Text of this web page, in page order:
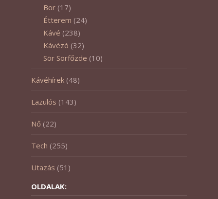
Bor (17)
Étterem (24)
Kávé (238)
Kávézó (32)
Sör Sörfőzde (10)
Kávéhírek (48)
Lazulós (143)
Nő (22)
Tech (255)
Utazás (51)
OLDALAK: